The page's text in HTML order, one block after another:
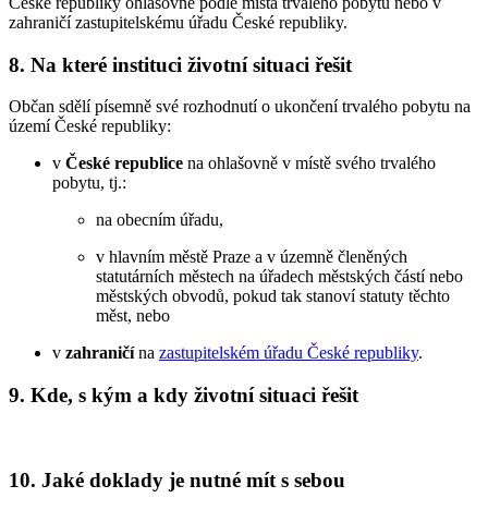
zahraničí zastupitelskému úřadu České republiky.
8. Na které instituci životní situaci řešit
Občan sdělí písemně své rozhodnutí o ukončení trvalého pobytu na
území České republiky:
v České republice na ohlašovně v místě svého trvalého
pobytu, tj.:
na obecním úřadu,
v hlavním městě Praze a v územně členěných
statutárních městech na úřadech městských částí nebo
městských obvodů, pokud tak stanoví statuty těchto
měst, nebo
v zahraničína zastupitelském úřadu České republiky.
9. Kde, s kým a kdy životní situaci řešit
10. Jaké doklady je nutné mít s sebou